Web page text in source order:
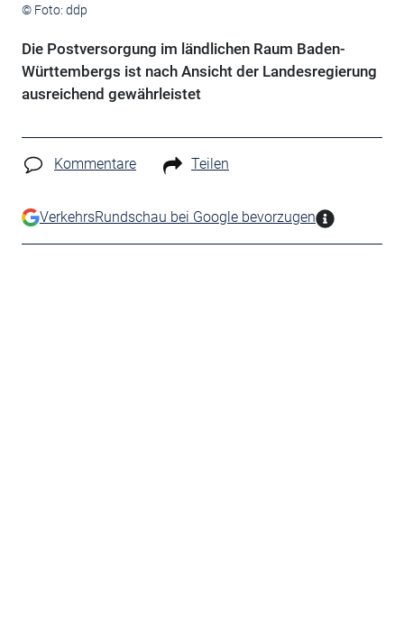
© Foto: ddp
Die Postversorgung im ländlichen Raum Baden-
Württembergs ist nach Ansicht der Landesregierung
ausreichend gewährleistet
Kommentare Teilen
VerkehrsRundschau bei Google bevorzugen